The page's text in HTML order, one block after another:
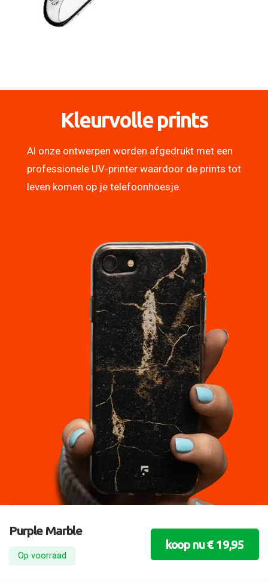
Kleurvolle prints
Al onze ontwerpen worden afgedrukt met een
professionele UV-printer waardoor de prints tot
leven komen op je telefoonhoesje.
Purple Marble
Op voorraad
koop nu € 19,95